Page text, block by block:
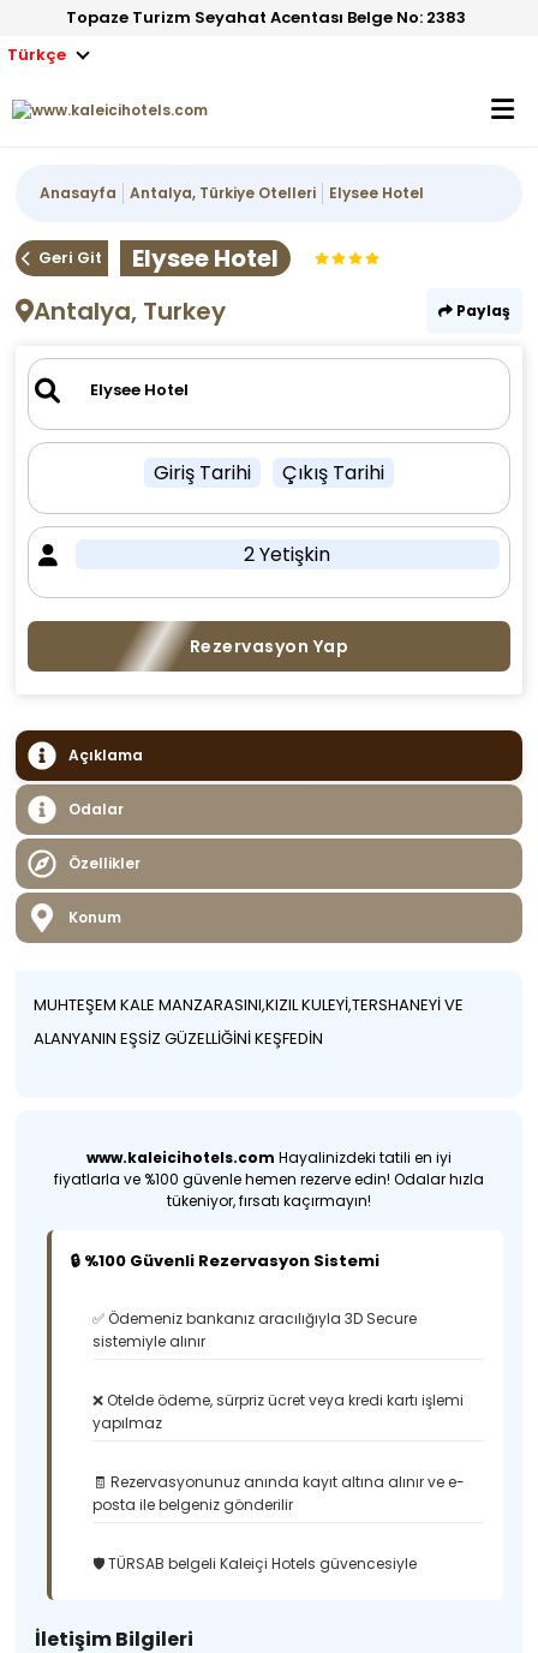
Topaze Turizm Seyahat Acentası Belge No: 2383
Türkçe
Anasayfa Antalya, Türkiye Otelleri Elysee Hotel
Geri Git
Elysee Hotel
Antalya, Turkey
Paylaş
Giriş Tarihi Çıkış Tarihi
2 Yetişkin
Rezervasyon Yap
Açıklama
Odalar
Özellikler
Konum
MUHTEŞEM KALE MANZARASINI,KIZIL KULEYİ,TERSHANEYİ VE
ALANYANIN EŞSİZ GÜZELLİĞİNİ KEŞFEDİN
www.kaleicihotels.com Hayalinizdeki tatili en iyi
fiyatlarla ve %100 güvenle hemen rezerve edin! Odalar hızla
tükeniyor, fırsatı kaçırmayın!
🔒 %100 Güvenli Rezervasyon Sistemi
✅ Ödemeniz bankanız aracılığıyla 3D Secure
sistemiyle alınır
❌ Otelde ödeme, sürpriz ücret veya kredi kartı işlemi
yapılmaz
🧾 Rezervasyonunuz anında kayıt altına alınır ve e-
posta ile belgeniz gönderilir
🛡️ TÜRSAB belgeli Kaleiçi Hotels güvencesiyle
İletişim Bilgileri